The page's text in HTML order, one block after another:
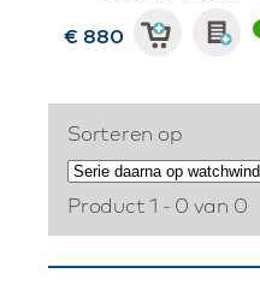
€ 880
Sorteren op
Product 1 - 0 van 0